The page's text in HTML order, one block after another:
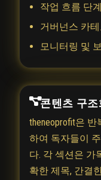
작업 흐름 단
거버넌스 카
모니터링 및
콘텐츠 구
theneoprofit은
하여 독자들이
다. 각 섹션은 가
확한 제목, 간결